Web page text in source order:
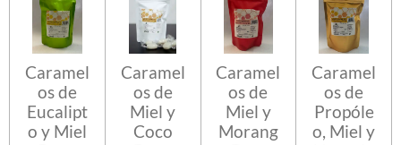
Caramel
os de
Eucalipt
o y Miel
Caramel
os de
Miel y
Coco
Caramel
os de
Miel y
Morang
Caramel
os de
Propóle
o, Miel y